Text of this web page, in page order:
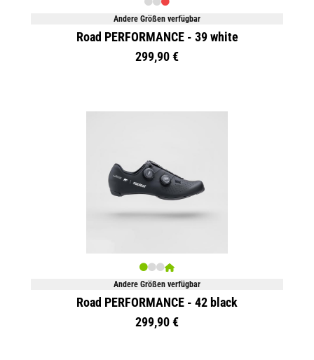
Andere Größen verfügbar
Road PERFORMANCE - 39 white
299,90 €
Andere Größen verfügbar
Road PERFORMANCE - 42 black
299,90 €